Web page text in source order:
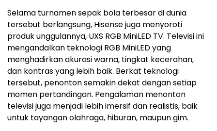
Selama turnamen sepak bola terbesar di dunia
tersebut berlangsung, Hisense juga menyoroti
produk unggulannya, UXS RGB MiniLED TV. Televisi ini
mengandalkan teknologi RGB MiniLED yang
menghadirkan akurasi warna, tingkat kecerahan,
dan kontras yang lebih baik. Berkat teknologi
tersebut, penonton semakin dekat dengan setiap
momen pertandingan. Pengalaman menonton
televisi juga menjadi lebih imersif dan realistis, baik
untuk tayangan olahraga, hiburan, maupun gim.